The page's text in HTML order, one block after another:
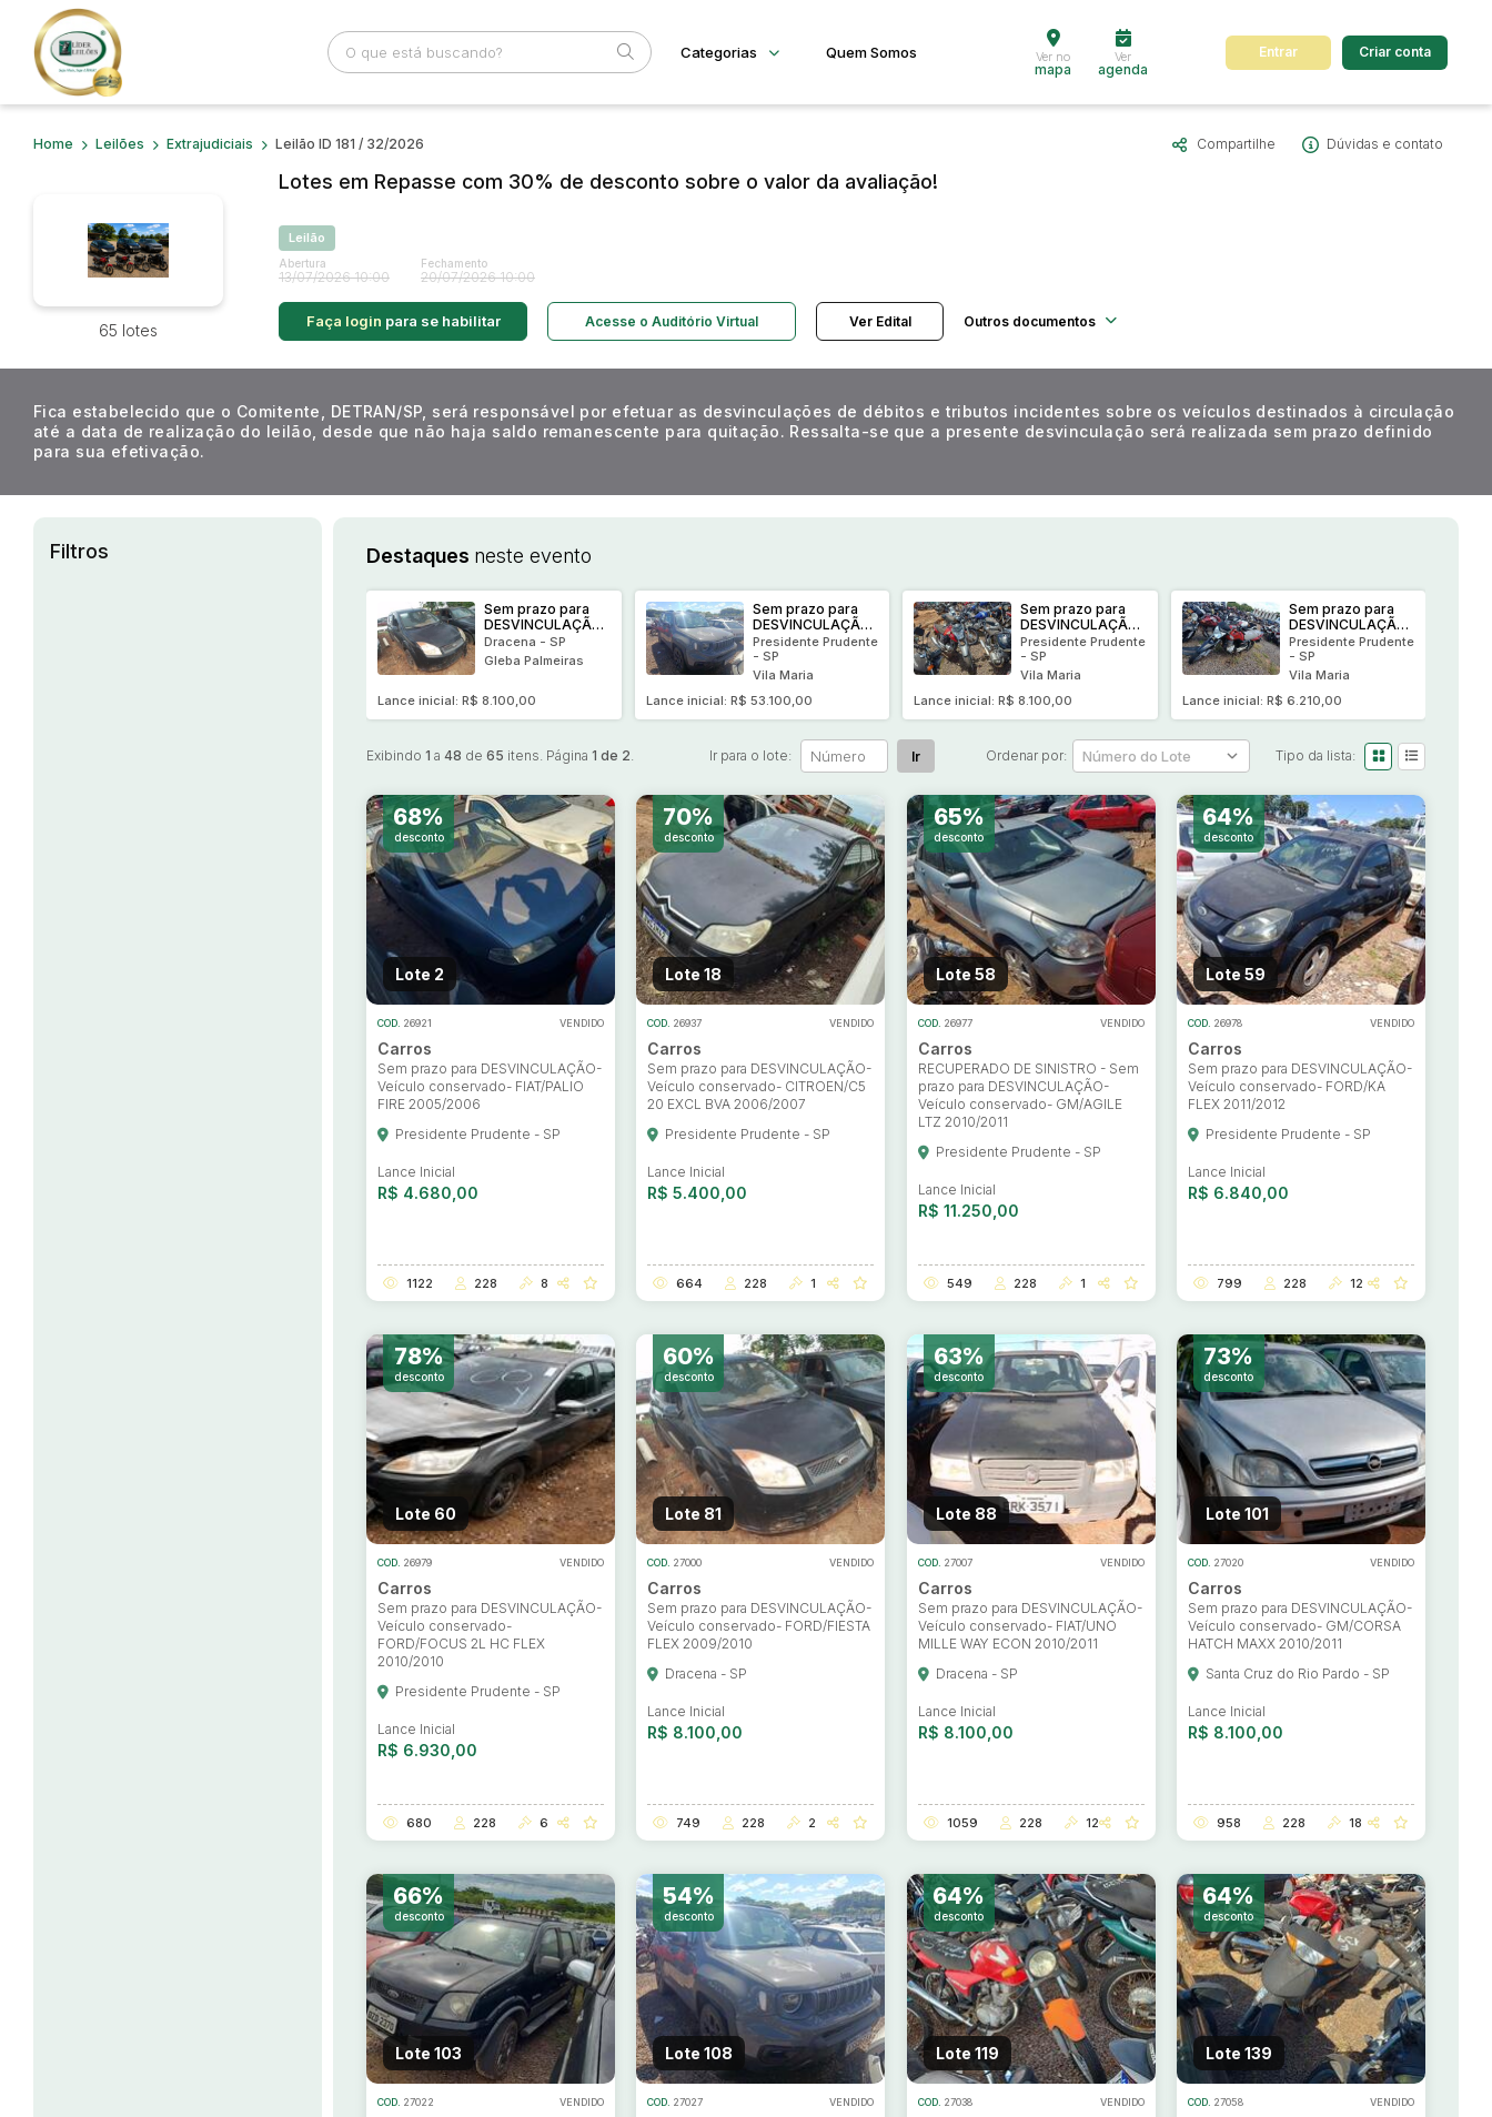
Busca por palavra-chave Categoria Cidade
Bairro
Categorias
Imóveis
Caminhonetes
Máquina Varredeira
Pá Carregadeira
SUV
Utilitário & furgão
Quem Somos
Eventos
Ver no
mapa
Ver
agenda
Entrar Criar conta
Home Leilões Extrajudiciais Leilão ID 181 / 32/2026 Compartilhe Dúvidas e contato
65 lotes
Lotes em Repasse com 30% de desconto sobre o valor da avaliação!
Leilão
Abertura
13/07/2026 10:00
Fechamento
20/07/2026 10:00
Faça login para se habilitar Acesse o Auditório Virtual Ver Edital Outros documentos
Fica estabelecido que o Comitente, DETRAN/SP, será responsável por efetuar as desvinculações de débitos e tributos incidentes sobre os veículos destinados à circulação
até a data de realização do leilão, desde que não haja saldo remanescente para quitação. Ressalta-se que a presente desvinculação será realizada sem prazo definido
para sua efetivação.
Filtros Destaques neste evento
Sem prazo para
DESVINCULAÇÃO-
Veículo
conservado-
Dracena - SP
Gleba Palmeiras
Lance inicial: R$ 8.100,00
Sem prazo para
DESVINCULAÇÃO-
Veículo
conservado-
JEEP/RENEGADE S
2023/2023
Presidente Prudente
- SP
Vila Maria
Lance inicial: R$ 53.100,00
Sem prazo para
DESVINCULAÇÃO-
Veículo
conservado-
HONDA/CG 160
Presidente Prudente
- SP
Vila Maria
Lance inicial: R$ 8.100,00
Sem prazo para
DESVINCULAÇÃO-
Veículo
conservado-
HONDA/CG 160
Presidente Prudente
- SP
Vila Maria
Lance inicial: R$ 6.210,00
Exibindo 1 a 48 de 65 itens. Página 1 de 2. Ir para o lote: Ir Ordenar por: Tipo da lista:
68%
desconto
Lote 2
COD. 26921 VENDIDO
Carros
Sem prazo para DESVINCULAÇÃO-
Veículo conservado- FIAT/PALIO
FIRE 2005/2006
Presidente Prudente - SP
Lance Inicial
R$ 4.680,00
1122 228 8
70%
desconto
Lote 18
COD. 26937 VENDIDO
Carros
Sem prazo para DESVINCULAÇÃO-
Veículo conservado- CITROEN/C5
20 EXCL BVA 2006/2007
Presidente Prudente - SP
Lance Inicial
R$ 5.400,00
664 228 1
65%
desconto
Lote 58
COD. 26977 VENDIDO
Carros
RECUPERADO DE SINISTRO - Sem
prazo para DESVINCULAÇÃO-
Veículo conservado- GM/AGILE
LTZ 2010/2011
Presidente Prudente - SP
Lance Inicial
R$ 11.250,00
549 228 1
64%
desconto
Lote 59
COD. 26978 VENDIDO
Carros
Sem prazo para DESVINCULAÇÃO-
Veículo conservado- FORD/KA
FLEX 2011/2012
Presidente Prudente - SP
Lance Inicial
R$ 6.840,00
799 228 12
78%
desconto
Lote 60
COD. 26979 VENDIDO
Carros
Sem prazo para DESVINCULAÇÃO-
Veículo conservado-
FORD/FOCUS 2L HC FLEX
2010/2010
Presidente Prudente - SP
Lance Inicial
R$ 6.930,00
680 228 6
60%
desconto
Lote 81
COD. 27000 VENDIDO
Carros
Sem prazo para DESVINCULAÇÃO-
Veículo conservado- FORD/FIESTA
FLEX 2009/2010
Dracena - SP
Lance Inicial
R$ 8.100,00
749 228 2
63%
desconto
Lote 88
COD. 27007 VENDIDO
Carros
Sem prazo para DESVINCULAÇÃO-
Veículo conservado- FIAT/UNO
MILLE WAY ECON 2010/2011
Dracena - SP
Lance Inicial
R$ 8.100,00
1059 228 12
73%
desconto
Lote 101
COD. 27020 VENDIDO
Carros
Sem prazo para DESVINCULAÇÃO-
Veículo conservado- GM/CORSA
HATCH MAXX 2010/2011
Santa Cruz do Rio Pardo - SP
Lance Inicial
R$ 8.100,00
958 228 18
66%
desconto
Lote 103
COD. 27022 VENDIDO
54%
desconto
Lote 108
COD. 27027 VENDIDO
64%
desconto
Lote 119
COD. 27038 VENDIDO
64%
desconto
Lote 139
COD. 27058 VENDIDO